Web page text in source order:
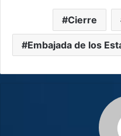
Cierre
Embajada de los